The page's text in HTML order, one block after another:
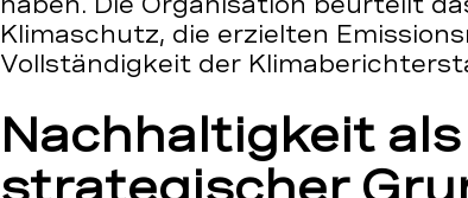
Klimaschutz, die erzielten
Vollständigkeit der
Nachhaltigkeit als